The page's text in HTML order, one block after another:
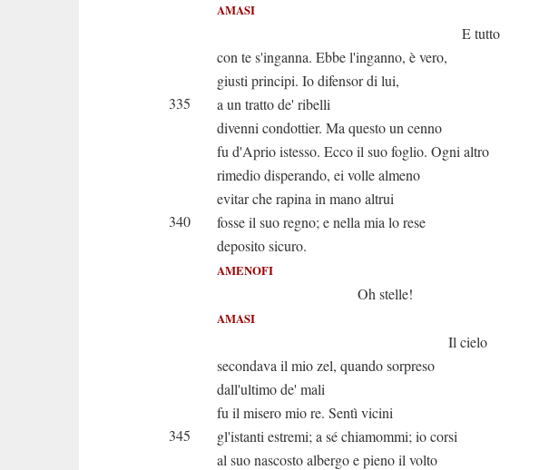
AMASI
E tutto
con te s'inganna. Ebbe l'inganno, è vero,
giusti principi. Io difensor di lui,
335
a un tratto de' ribelli
divenni condottier. Ma questo un cenno
fu d'Aprio istesso. Ecco il suo foglio. Ogni altro
rimedio disperando, ei volle almeno
evitar che rapina in mano altrui
340
fosse il suo regno; e nella mia lo rese
deposito sicuro.
AMENOFI
Oh stelle!
AMASI
Il cielo
secondava il mio zel, quando sorpreso
dall'ultimo de' mali
fu il misero mio re. Sentì vicini
345
gl'istanti estremi; a sé chiamommi; io corsi
al suo nascosto albergo e pieno il volto